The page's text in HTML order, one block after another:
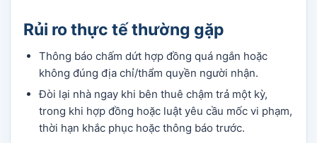
Rủi ro thực tế thường gặp
Thông báo chấm dứt hợp đồng quá ngắn hoặc
không đúng địa chỉ/thẩm quyền người nhận.
Đòi lại nhà ngay khi bên thuê chậm trả một kỳ,
trong khi hợp đồng hoặc luật yêu cầu mốc vi phạm,
thời hạn khắc phục hoặc thông báo trước.